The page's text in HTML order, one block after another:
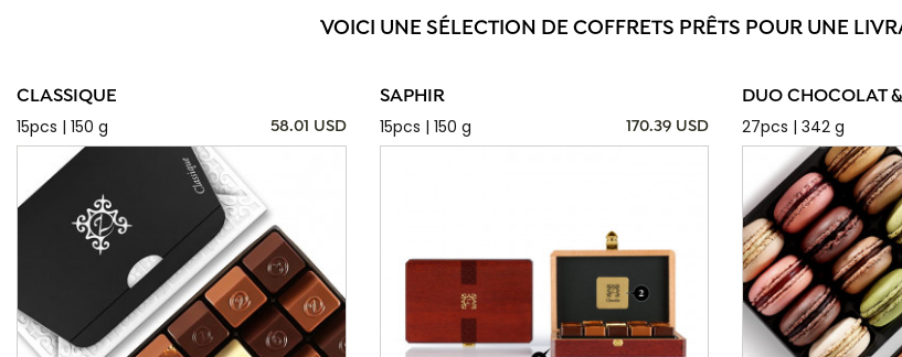
VOICI UNE SÉLECTION DE COFFRETS PRÊTS POUR UNE
CLASSIQUE
15pcs | 150 g
58.01 USD
SAPHIR
15pcs | 150 g
170.39 USD
DUO CHOCOLAT &
27pcs | 342 g